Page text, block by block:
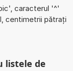
caracterul '^'
centimetrii pătrați
listele de